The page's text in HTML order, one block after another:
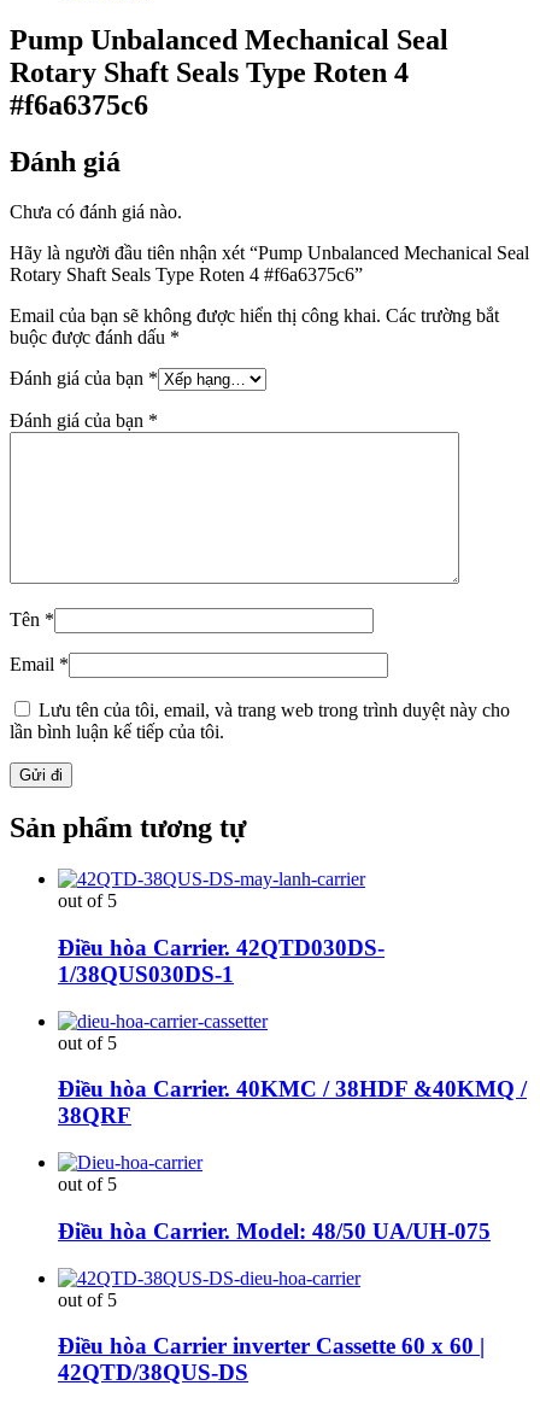
Pump Unbalanced Mechanical Seal
Rotary Shaft Seals Type Roten 4
#f6a6375c6
Đánh giá
Chưa có đánh giá nào.
Hãy là người đầu tiên nhận xét “Pump Unbalanced Mechanical Seal
Rotary Shaft Seals Type Roten 4 #f6a6375c6”
Email của bạn sẽ không được hiển thị công khai. Các trường bắt
buộc được đánh dấu *
Đánh giá của bạn *
Đánh giá của bạn *
Tên *
Email *
Lưu tên của tôi, email, và trang web trong trình duyệt này cho
lần bình luận kế tiếp của tôi.
Sản phẩm tương tự
out of 5
Điều hòa Carrier. 42QTD030DS-
1/38QUS030DS-1
out of 5
Điều hòa Carrier. 40KMC / 38HDF &40KMQ /
38QRF
out of 5
Điều hòa Carrier. Model: 48/50 UA/UH-075
out of 5
Điều hòa Carrier inverter Cassette 60 x 60 |
42QTD/38QUS-DS